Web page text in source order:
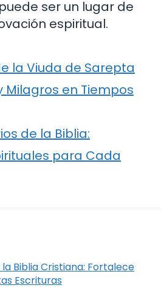
ser un lugar de
espiritual.
la Viuda de Sarepta
Milagros en Tiempos
de la Biblia:
para Cada
Biblia Cristiana: Fortalece
Escrituras